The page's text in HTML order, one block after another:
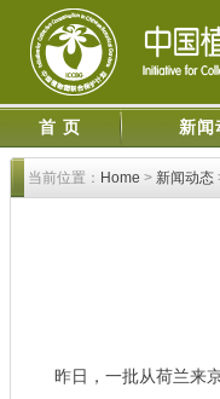
首 页 新闻
当前位置： Home > 新闻动态
昨日，一批从荷兰来京